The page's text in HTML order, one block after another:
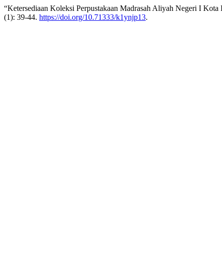
“Ketersediaan Koleksi Perpustakaan Madrasah Aliyah Negeri I
(1): 39-44. https://doi.org/10.71333/k1ynjp13.